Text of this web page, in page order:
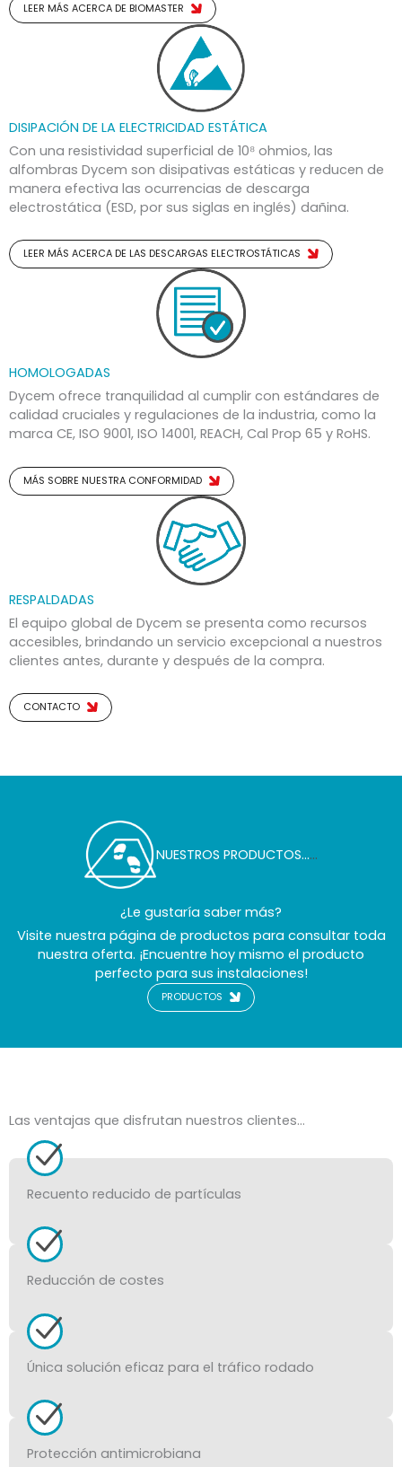
LEER MÁS ACERCA DE BIOMASTER
DISIPACIÓN DE LA ELECTRICIDAD ESTÁTICA
Con una resistividad superficial de 10⁸ ohmios, las
alfombras Dycem son disipativas estáticas y reducen de
manera efectiva las ocurrencias de descarga
electrostática (ESD, por sus siglas en inglés) dañina.
LEER MÁS ACERCA DE LAS DESCARGAS ELECTROSTÁTICAS
HOMOLOGADAS
Dycem ofrece tranquilidad al cumplir con estándares de
calidad cruciales y regulaciones de la industria, como la
marca CE, ISO 9001, ISO 14001, REACH, Cal Prop 65 y RoHS.
MÁS SOBRE NUESTRA CONFORMIDAD
RESPALDADAS
El equipo global de Dycem se presenta como recursos
accesibles, brindando un servicio excepcional a nuestros
clientes antes, durante y después de la compra.
CONTACTO
NUESTROS PRODUCTOS…...
¿Le gustaría saber más?
Visite nuestra página de productos para consultar toda
nuestra oferta. ¡Encuentre hoy mismo el producto
perfecto para sus instalaciones!
PRODUCTOS
Las ventajas que disfrutan nuestros clientes…
Recuento reducido de partículas
Reducción de costes
Única solución eficaz para el tráfico rodado
Protección antimicrobiana